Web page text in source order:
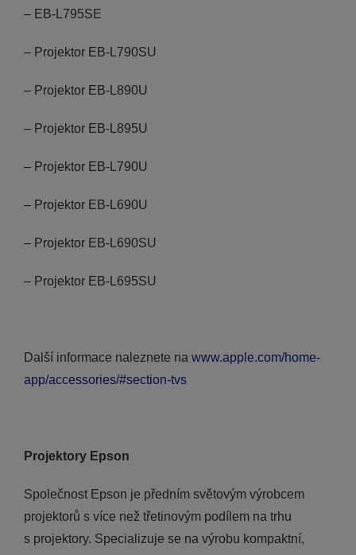
– EB-L795SE
– Projektor EB-L790SU
– Projektor EB-L890U
– Projektor EB-L895U
– Projektor EB-L790U
– Projektor EB-L690U
– Projektor EB-L690SU
– Projektor EB-L695SU
Další informace naleznete na www.apple.com/home-
app/accessories/#section-tvs
Projektory Epson
Společnost Epson je předním světovým výrobcem
projektorů s více než třetinovým podílem na trhu
s projektory. Specializuje se na výrobu kompaktní,